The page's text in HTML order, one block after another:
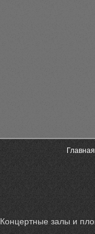
Главная
Концертные залы и